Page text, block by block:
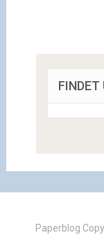
FINDET
Paperblog